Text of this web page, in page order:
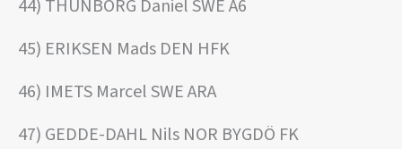
44) THUNBORG Daniel SWE A6
45) ERIKSEN Mads DEN HFK
46) IMETS Marcel SWE ARA
47) GEDDE-DAHL Nils NOR BYGDÖ FK